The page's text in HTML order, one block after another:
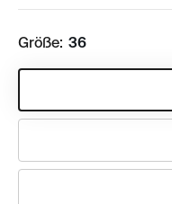
Größe: 36